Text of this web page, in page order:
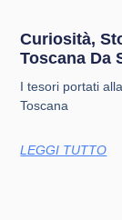
Curiosità,
Toscana Da
I tesori portati
Toscana
LEGGI TUTTO